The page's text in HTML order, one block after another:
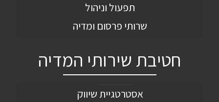
תפעול וניהול
שרותי פרסום ומדיה
חטיבת שירותי המדיה
אסטרטגיית שיווק